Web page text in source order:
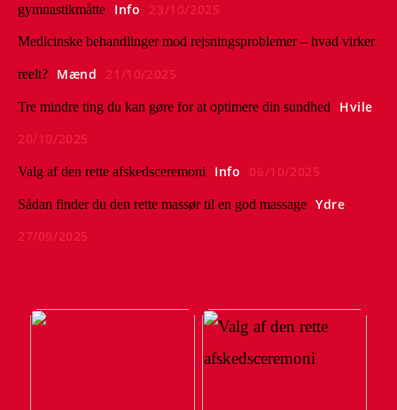
gymnastikmåtte Info 23/10/2025
Medicinske behandlinger mod rejsningsproblemer – hvad virker
reelt? Mænd 21/10/2025
Tre mindre ting du kan gøre for at optimere din sundhed
Hvile
20/10/2025
Valg af den rette afskedsceremoni Info 06/10/2025
Sådan finder du den rette massør til en god massage Ydre
27/09/2025